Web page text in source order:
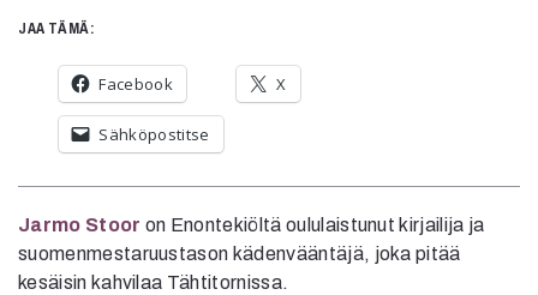
JAA TÄMÄ:
Facebook X
Sähköpostitse
Jarmo Stoor on Enontekiöltä oululaistunut kirjailija ja
suomenmestaruustason kädenvääntäjä, joka pitää
kesäisin kahvilaa Tähtitornissa.